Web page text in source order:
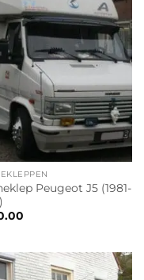
Peugeot J5 (1981-